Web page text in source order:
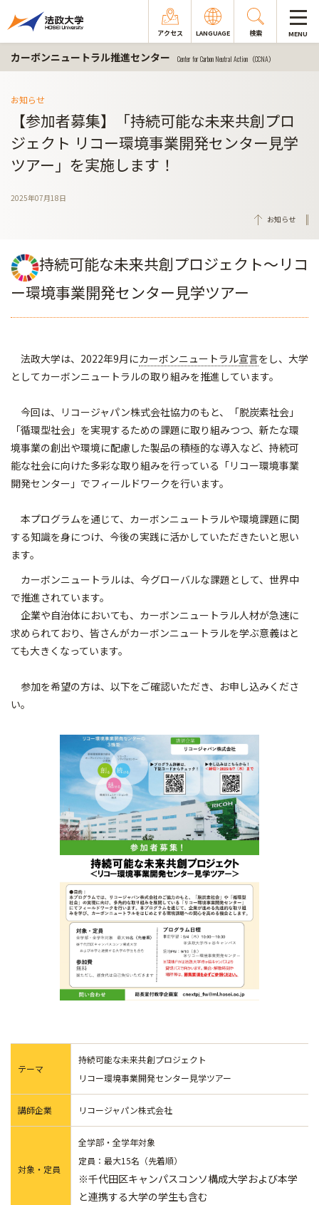
アクセス LANGUAGE 検索 MENU
カーボンニュートラル推進センター Center for Carbon Neutral Action（CCNA）
お知らせ
【参加者募集】「持続可能な未来共創プロ
ジェクト リコー環境事業開発センター見学
ツアー」を実施します！
2025年07月18日
お知らせ
持続可能な未来共創プロジェクト～リコ
ー環境事業開発センター見学ツアー
法政大学は、2022年9月にカーボンニュートラル宣言をし、大学
としてカーボンニュートラルの取り組みを推進しています。
今回は、リコージャパン株式会社協力のもと、「脱炭素社会」
「循環型社会」を実現するための課題に取り組みつつ、新たな環
境事業の創出や環境に配慮した製品の積極的な導入など、持続可
能な社会に向けた多彩な取り組みを行っている「リコー環境事業
開発センター」でフィールドワークを行います。
本プログラムを通じて、カーボンニュートラルや環境課題に関
する知識を身につけ、今後の実践に活かしていただきたいと思い
ます。
カーボンニュートラルは、今グローバルな課題として、世界中
で推進されています。
企業や自治体においても、カーボンニュートラル人材が急速に
求められており、皆さんがカーボンニュートラルを学ぶ意義はと
ても大きくなっています。
参加を希望の方は、以下をご確認いただき、お申し込みくださ
い。
テーマ
持続可能な未来共創プロジェクト
リコー環境事業開発センター見学ツアー
講師企業 リコージャパン株式会社
対象・定員
全学部・全学年対象
定員：最大15名（先着順）
※千代田区キャンパスコンソ構成大学および本学
と連携する大学の学生も含む